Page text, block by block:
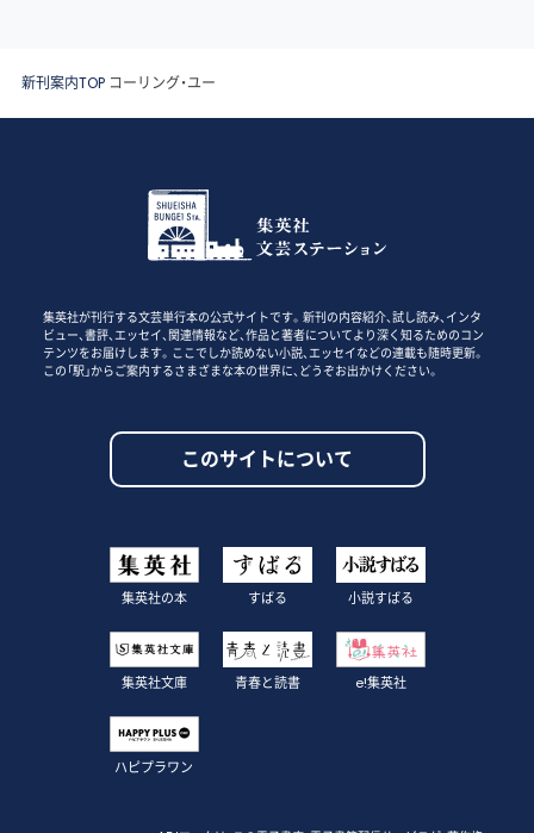
新刊案内TOP コーリング・ユー
集英社が刊行する文芸単行本の公式サイトです。新刊の内容紹介、試し読み、インタ
ビュー、書評、エッセイ、関連情報など、作品と著者についてより深く知るためのコン
テンツをお届けします。ここでしか読めない小説、エッセイなどの連載も随時更新。
この「駅」からご案内するさまざまな本の世界に、どうぞお出かけください。
このサイトについて
集英社の本 すばる 小説すばる
集英社文庫 青春と読書 e!集英社
ハピプラワン